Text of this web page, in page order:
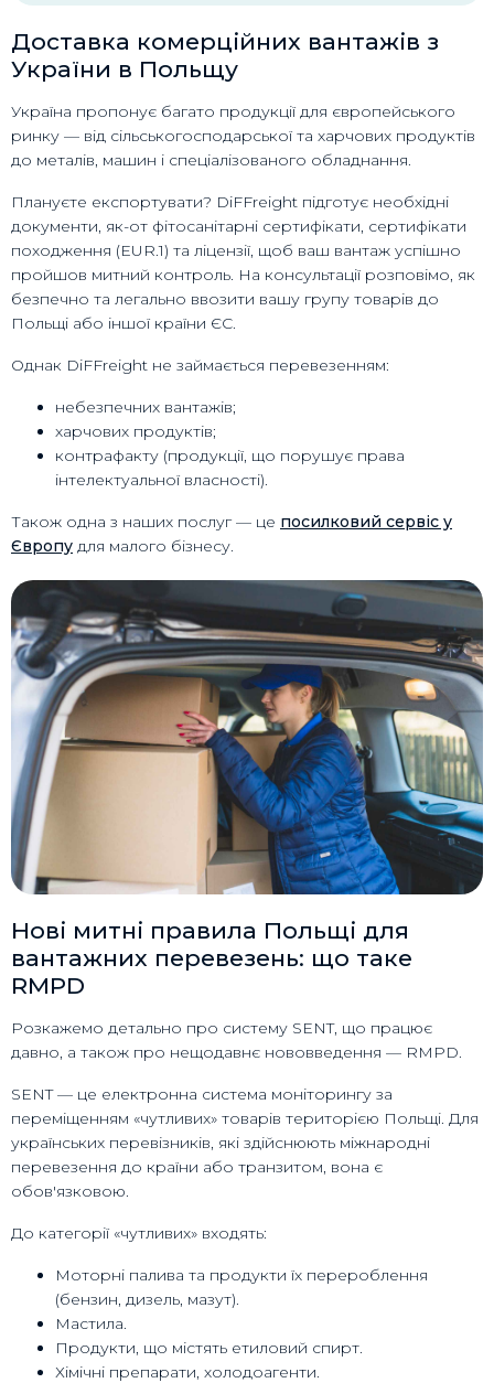
Доставка комерційних вантажів з
України в Польщу
Україна пропонує багато продукції для європейського
ринку — від сільськогосподарської та харчових продуктів
до металів, машин і спеціалізованого обладнання.
Плануєте експортувати? DiFFreight підготує необхідні
документи, як-от фітосанітарні сертифікати, сертифікати
походження (EUR.1) та ліцензії, щоб ваш вантаж успішно
пройшов митний контроль. На консультації розповімо, як
безпечно та легально ввозити вашу групу товарів до
Польщі або іншої країни ЄС.
Однак DiFFreight не займається перевезенням:
небезпечних вантажів;
харчових продуктів;
контрафакту (продукції, що порушує права
інтелектуальної власності).
Також одна з наших послуг — це посилковий сервіс у
Європу для малого бізнесу.
Нові митні правила Польщі для
вантажних перевезень: що таке
RMPD
Розкажемо детально про систему SENT, що працює
давно, а також про нещодавнє нововведення — RMPD.
SENT — це електронна система моніторингу за
переміщенням «чутливих» товарів територією Польщі. Для
українських перевізників, які здійснюють міжнародні
перевезення до країни або транзитом, вона є
обов'язковою.
До категорії «чутливих» входять:
Моторні палива та продукти їх перероблення
(бензин, дизель, мазут).
Мастила.
Продукти, що містять етиловий спирт.
Хімічні препарати, холодоагенти.